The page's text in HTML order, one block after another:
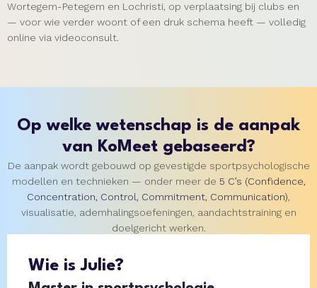
Wortegem-Petegem en Lochristi, op verplaatsing bij clubs en
— voor wie verder woont of een druk schema heeft — volledig
online via videoconsult.
Op welke wetenschap is de aanpak
van KoMeet gebaseerd?
De aanpak wordt gebouwd op gevestigde sportpsychologische
modellen en technieken — onder meer de 5 C’s (Confidence,
Concentration, Control, Commitment, Communication)
visualisatie, ademhalingsoefeningen, aandachtstraining en
doelgericht werken.
Wie is Julie?